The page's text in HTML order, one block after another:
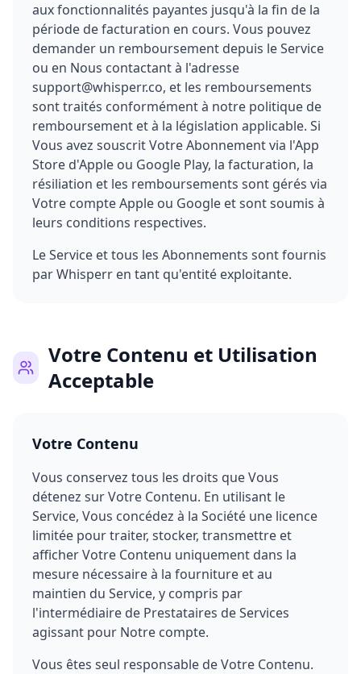
aux fonctionnalités payantes jusqu'à la fin de la
période de facturation en cours. Vous pouvez
demander un remboursement depuis le Service
ou en Nous contactant à l'adresse
support@whisperr.co, et les remboursements
sont traités conformément à notre politique de
remboursement et à la législation applicable. Si
Vous avez souscrit Votre Abonnement via l'App
Store d'Apple ou Google Play, la facturation, la
résiliation et les remboursements sont gérés via
Votre compte Apple ou Google et sont soumis à
leurs conditions respectives.
Le Service et tous les Abonnements sont fournis
par Whisperr en tant qu'entité exploitante.
Votre Contenu et Utilisation
Acceptable
Votre Contenu
Vous conservez tous les droits que Vous
détenez sur Votre Contenu. En utilisant le
Service, Vous concédez à la Société une licence
limitée pour traiter, stocker, transmettre et
afficher Votre Contenu uniquement dans la
mesure nécessaire à la fourniture et au
maintien du Service, y compris par
l'intermédiaire de Prestataires de Services
agissant pour Notre compte.
Vous êtes seul responsable de Votre Contenu.